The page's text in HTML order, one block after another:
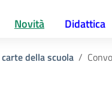
Novità Didattica
carte della scuola